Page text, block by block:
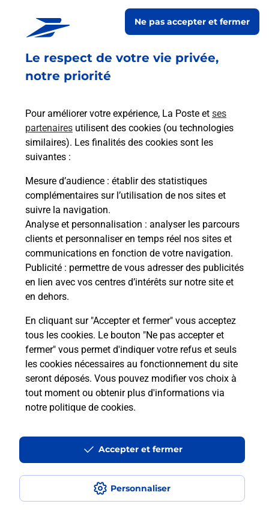
Le respect de votre vie privée,
notre priorité
Pour améliorer votre expérience, La Poste et ses
partenaires utilisent des cookies (ou technologies
similaires). Les finalités des cookies sont les
suivantes :
Mesure d’audience : établir des statistiques
complémentaires sur l’utilisation de nos sites et
suivre la navigation.
Analyse et personnalisation : analyser les parcours
clients et personnaliser en temps réel nos sites et
communications en fonction de votre navigation.
Publicité : permettre de vous adresser des publicités
en lien avec vos centres d’intérêts sur notre site et
en dehors.
En cliquant sur "Accepter et fermer" vous acceptez
tous les cookies. Le bouton "Ne pas accepter et
fermer" vous permet d'indiquer votre refus et seuls
les cookies nécessaires au fonctionnement du site
seront déposés. Vous pouvez modifier vos choix à
tout moment ou obtenir plus d'informations via
notre politique de cookies.
Personnaliser
Ne pas accepter et fermer
Accepter et fermer
En savoir plus
Souscrire à la téléassistance
les offres téléalarme dans votre bureau de Poste à
CERILLY.
En savoir plus
En savoir plus
France Services
Vous souhaitez être accompagné dans vos
démarches administratives ? Rendez-vous dans
votre bureau de poste labellisé France services à
CERILLY (03350)
Allier CERILLY
Accessibilité : partiellement conforme
Conditions contractuelles
Mentions légales